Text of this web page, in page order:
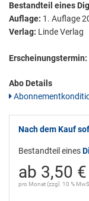
Bestandteil eines
Auflage: 1. Auflage
Verlag: Linde Verlag
Erscheinungstermin:
Abo Details
Nach dem Kauf
Bestandteil eines
ab 3,50 €
pro Monat (zzgl. 10 %